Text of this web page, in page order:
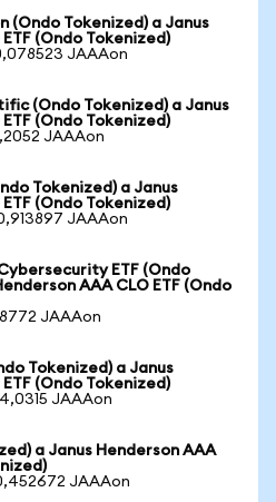
(Ondo Tokenized) a Janus
(Ondo Tokenized)
JAAAon
(Ondo Tokenized) a Janus
(Ondo Tokenized)
JAAAon
Tokenized) a Janus
(Ondo Tokenized)
JAAAon
ETF (Ondo
AAA CLO ETF (Ondo
JAAAon
Tokenized) a Janus
(Ondo Tokenized)
JAAAon
a Janus Henderson AAA
JAAAon